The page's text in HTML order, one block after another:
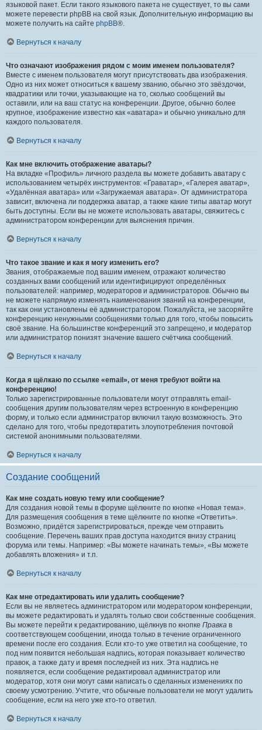
языковой пакет. Если такого языкового пакета не существует, то вы сами
можете перевести phpBB на свой язык. Дополнительную информацию вы
можете получить на сайте phpBB®.
Вернуться к началу
Что означают изображения рядом с моим именем пользователя?
Вместе с именем пользователя могут присутствовать два изображения.
Одно из них может относиться к вашему званию, обычно это звёздочки,
квадратики или точки, указывающие на то, сколько сообщений вы
оставили, или на ваш статус на конференции. Другое, обычно более
крупное, изображение известно как «аватара» и обычно уникально для
каждого пользователя.
Вернуться к началу
Как мне включить отображение аватары?
На вкладке «Профиль» личного раздела вы можете добавить аватару с
использованием четырёх инструментов: «Граватар», «Галерея аватар»,
«Удалённая аватара» или «Загружаемая аватара». От администратора
зависит, включена ли поддержка аватар, а также какие типы аватар могут
быть доступны. Если вы не можете использовать аватары, свяжитесь с
администратором конференции для выяснения причин.
Вернуться к началу
Что такое звание и как я могу изменить его?
Звания, отображаемые под вашим именем, отражают количество
созданных вами сообщений или идентифицируют определённых
пользователей: например, модераторов и администраторов. Обычно вы
не можете напрямую изменять наименования званий на конференции,
так как они установлены её администратором. Пожалуйста, не засоряйте
конференцию ненужными сообщениями только для того, чтобы повысить
своё звание. На большинстве конференций это запрещено, и модератор
или администратор понизят значение вашего счётчика сообщений.
Вернуться к началу
Когда я щёлкаю по ссылке «email», от меня требуют войти на
конференцию!
Только зарегистрированные пользователи могут отправлять email-
сообщения другим пользователям через встроенную в конференцию
форму, и только если администратор включил такую возможность. Это
сделано для того, чтобы предотвратить злоупотребления почтовой
системой анонимными пользователями.
Вернуться к началу
Создание сообщений
Как мне создать новую тему или сообщение?
Для создания новой темы в форуме щёлкните по кнопке «Новая тема».
Для размещения сообщения в теме щёлкните по кнопке «Ответить».
Возможно, придётся зарегистрироваться, прежде чем отправить
сообщение. Перечень ваших прав доступа находится внизу страниц
форума или темы. Например: «Вы можете начинать темы», «Вы можете
добавлять вложения» и т.п.
Вернуться к началу
Как мне отредактировать или удалить сообщение?
Если вы не являетесь администратором или модератором конференции,
вы можете редактировать и удалять только свои собственные сообщения.
Вы можете перейти к редактированию, щёлкнув по кнопке Правка в
соответствующем сообщении, иногда только в течение ограниченного
времени после его создания. Если кто-то уже ответил на сообщение, то
под ним появится небольшая надпись, которая показывает количество
правок, а также дату и время последней из них. Эта надпись не
появляется, если сообщение редактировал администратор или
модератор, хотя они могут сами написать о сделанных изменениях по
своему усмотрению. Учтите, что обычные пользователи не могут удалить
сообщение, если на него уже кто-то ответил.
Вернуться к началу